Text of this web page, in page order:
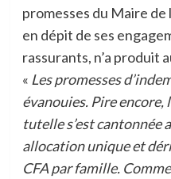
promesses du Maire de
en dépit de ses
rassurants, n’a produit
« Les promesses
évanouies. Pire encore,
tutelle s’est cantonnée
allocation unique et
CFA par famille.